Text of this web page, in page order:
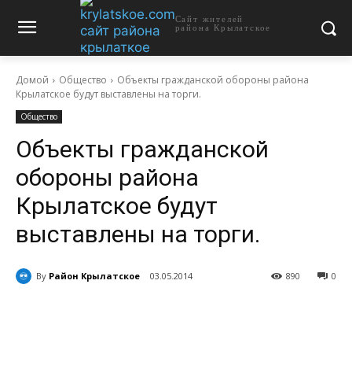
Сайт жителей
района Крылатское
Домой Общество
Объекты гражданской обороны района
Крылатское будут выставлены на торги.
Общество
Объекты гражданской
обороны района
Крылатское будут
выставлены на торги.
By Район Крылатское 03.05.2014 0
890